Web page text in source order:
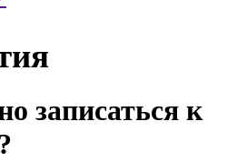
записаться к